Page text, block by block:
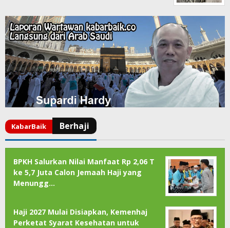
BPKH Salurkan Nilai Manfaat Rp 2,06 T
ke 5,7 Juta Calon Jemaah Haji yang
Menungg…
Haji 2027 Mulai Disiapkan, Kemenhaj
Perketat Syarat Kesehatan untuk